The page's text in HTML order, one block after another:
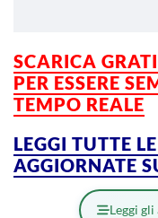
SCARICA
PER ESSERE
TEMPO REALE
LEGGI TUTTE
AGGIORNATE
Leggi